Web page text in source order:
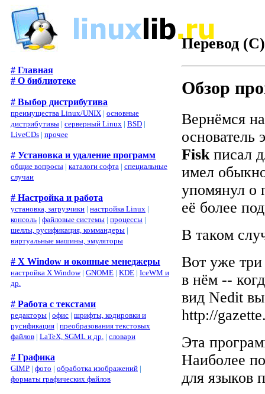
# Главная
# О библиотеке
# Выбор дистрибутива
преимущества Linux/UNIX | основные
дистрибутивы | серверный Linux | BSD |
LiveCDs | прочее
# Установка и удаление программ
общие вопросы | каталоги софта | специальные
случаи
# Настройка и работа
установка, загрузчики | настройка Linux |
консоль | файловые системы | процессы |
шеллы, русификация, коммандеры |
виртуальные машины, эмуляторы
# X Window и оконные менеджеры
настройка X Window| GNOME | KDE | IceWM и
др.
# Работа с текстами
редакторы | офис | шрифты, кодировки и
русификация | преобразования текстовых
файлов | LaTeX, SGML и др. | словари
# Графика
GIMP | фото | обработка изображений |
форматы графических файлов
Перевод
Обзор
Вернёмся
основатель
Fiskписал
имел
упомянул о
её более
В таком
Вот уже
в нём --
вид Nedit
http://
Эта
Наиболее
для языков